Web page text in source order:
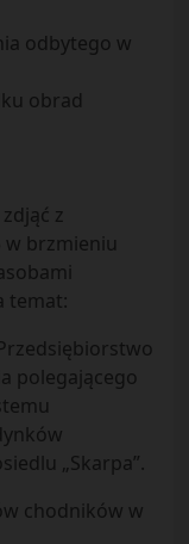
odbytego w
obrad
z
brzmieniu
temat:
polegającego
„Skarpa”.
chodników w